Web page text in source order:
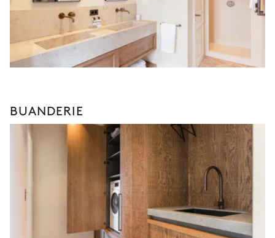
BUANDERIE